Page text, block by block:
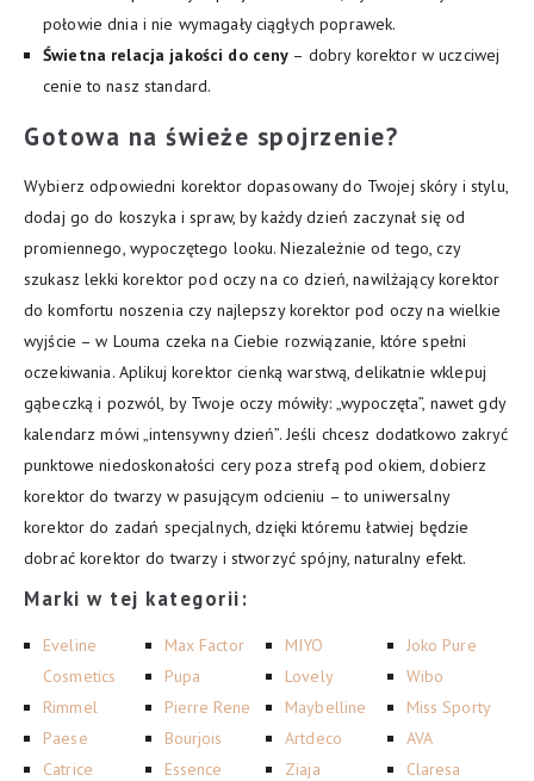
połowie dnia i nie wymagały ciągłych poprawek.
Świetna relacja jakości do ceny – dobry korektor w uczciwej
cenie to nasz standard.
Gotowa na świeże spojrzenie?
Wybierz odpowiedni korektor dopasowany do Twojej skóry i stylu,
dodaj go do koszyka i spraw, by każdy dzień zaczynał się od
promiennego, wypoczętego looku. Niezależnie od tego, czy
szukasz lekki korektor pod oczy na co dzień, nawilżający korektor
do komfortu noszenia czy najlepszy korektor pod oczy na wielkie
wyjście – w Louma czeka na Ciebie rozwiązanie, które spełni
oczekiwania. Aplikuj korektor cienką warstwą, delikatnie wklepuj
gąbeczką i pozwól, by Twoje oczy mówiły: „wypoczęta”, nawet gdy
kalendarz mówi „intensywny dzień”. Jeśli chcesz dodatkowo zakryć
punktowe niedoskonałości cery poza strefą pod okiem, dobierz
korektor do twarzy w pasującym odcieniu – to uniwersalny
korektor do zadań specjalnych, dzięki któremu łatwiej będzie
dobrać korektor do twarzy i stworzyć spójny, naturalny efekt.
Marki w tej kategorii:
Eveline
Cosmetics
Rimmel
Paese
Catrice
Max Factor
Pupa
Pierre Rene
Bourjois
Essence
MIYO
Lovely
Maybelline
Artdeco
Ziaja
Joko Pure
Wibo
Miss Sporty
AVA
Claresa